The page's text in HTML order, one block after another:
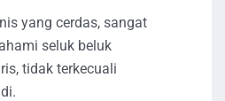
yang cerdas, sangat
seluk beluk
tidak terkecuali